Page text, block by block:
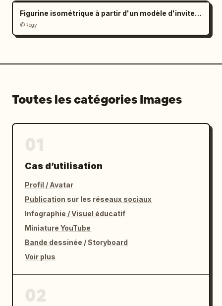
Figurine isométrique à partir d'un modèle d'invite de selfie
@Regy
Toutes les catégories Images
Cas d’utilisation
Profil / Avatar
Publication sur les réseaux sociaux
Infographie / Visuel éducatif
Miniature YouTube
Bande dessinée / Storyboard
Voir plus